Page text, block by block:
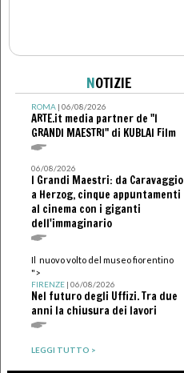
NOTIZIE
ROMA| 06/08/2026
ARTE.it media partner de "I
GRANDI MAESTRI" di KUBLAI Film
06/08/2026
I Grandi Maestri: da Caravaggio
a Herzog, cinque appuntamenti
al cinema con i giganti
dell'immaginario
Il nuovo volto del museo fiorentino
">
FIRENZE| 06/08/2026
Nel futuro degli Uffizi. Tra due
anni la chiusura dei lavori
LEGGI TUTTO >